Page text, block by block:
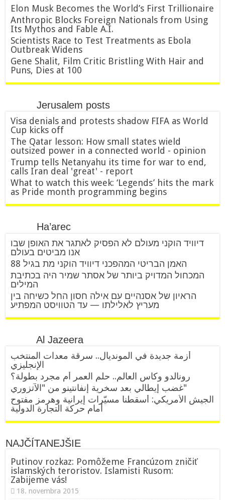
Elon Musk Becomes the World’s First Trillionaire
Anthropic Blocks Foreign Nationals from Using
Its Mythos and Fable A.I.
Scientists Race to Test Treatments as Ebola
Outbreak Widens
Gene Shalit, Film Critic Bristling With Hair and
Puns, Dies at 100
Jerusalem posts
Visa denials and protests shadow FIFA as World
Cup kicks off
The Qatar lesson: How small states wield
outsized power in a connected world - opinion
Trump tells Netanyahu its time for war to end,
calls Iran deal 'great' - report
What to watch this week: ‘Legends’ hits the mark
as Pride month programming begins
Ha’arec
דיוויד הוקני מעולם לא הפסיק לאתגר את האופן שבו
אנו מביטים בעולם
האמן הבריטי המהפכני דיוויד הוקני מת בגיל 88
המכחול המדויק ביותר של אסתר שמיר היה בכתיבת
המילים
הראיון של אסנהיים עם אילה חסון החל כשיחה בין
מעריץ לאלילתו — עד הטוויסט המפתיע
Al Jazeera
أزمة جديدة في المونديال.. سرقة معدات المنتخب
الإنجليزي
رونالدو وكأس العالم.. حلم العمر أم مجرد بطولة؟
غضب إيطالي بعد سخرية إنفانتينو من "الآتزوري"
الجيش الأمريكي: أسقطنا مسيّرات إيرانية وهرمز مفتوح
أمام حركة التجارة الدولية
NAJČÍTANEJŠIE
Putinov rozkaz: Pomôžeme Francúzom zničiť
islamských teroristov. Islamisti Rusom:
Zabijeme vás!
18. novembra 2015